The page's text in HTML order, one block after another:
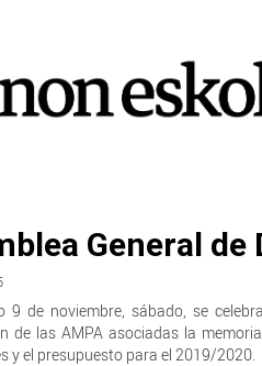
General de
9 de noviembre, sábado, se
de las AMPA asociadas la
y el presupuesto para el 2019/2020.